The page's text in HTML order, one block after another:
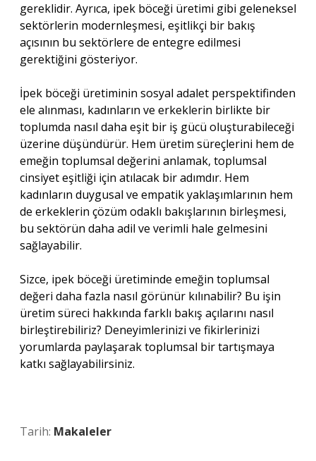
gereklidir. Ayrıca, ipek böceği üretimi gibi geleneksel
sektörlerin modernleşmesi, eşitlikçi bir bakış
açısının bu sektörlere de entegre edilmesi
gerektiğini gösteriyor.
İpek böceği üretiminin sosyal adalet perspektifinden
ele alınması, kadınların ve erkeklerin birlikte bir
toplumda nasıl daha eşit bir iş gücü oluşturabileceği
üzerine düşündürür. Hem üretim süreçlerini hem de
emeğin toplumsal değerini anlamak, toplumsal
cinsiyet eşitliği için atılacak bir adımdır. Hem
kadınların duygusal ve empatik yaklaşımlarının hem
de erkeklerin çözüm odaklı bakışlarının birleşmesi,
bu sektörün daha adil ve verimli hale gelmesini
sağlayabilir.
Sizce, ipek böceği üretiminde emeğin toplumsal
değeri daha fazla nasıl görünür kılınabilir? Bu işin
üretim süreci hakkında farklı bakış açılarını nasıl
birleştirebiliriz? Deneyimlerinizi ve fikirlerinizi
yorumlarda paylaşarak toplumsal bir tartışmaya
katkı sağlayabilirsiniz.
Tarih: Makaleler